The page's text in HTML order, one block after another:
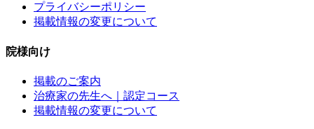
プライバシーポリシー
掲載情報の変更について
院様向け
掲載のご案内
治療家の先生へ｜認定コース
掲載情報の変更について